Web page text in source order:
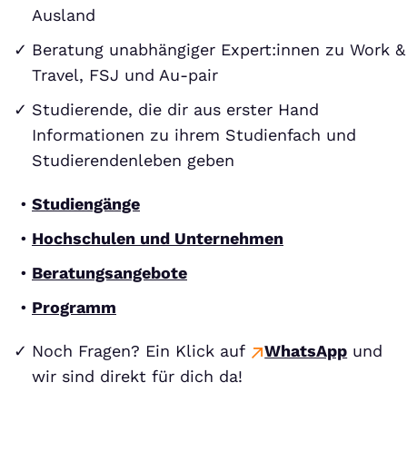
Ausland
Beratung unabhängiger Expert:innen zu Work &
Travel, FSJ und Au-pair
Studierende, die dir aus erster Hand
Informationen zu ihrem Studienfach und
Studierendenleben geben
Studiengänge
Hochschulen und Unternehmen
Beratungsangebote
Programm
Noch Fragen? Ein Klick auf WhatsApp und
wir sind direkt für dich da!